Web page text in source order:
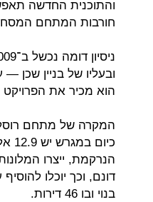
והתוכנית החדשה
חורבות המתחם
ובעליו של בניין שכן
הוא מכיר את הפרויקט
המקרה של מתחם
בנוי ובו 46 דירות.